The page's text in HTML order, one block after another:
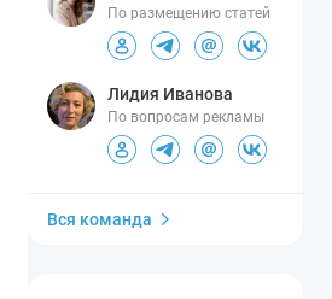
По размещению статей
Лидия Иванова
По вопросам рекламы
Вся команда